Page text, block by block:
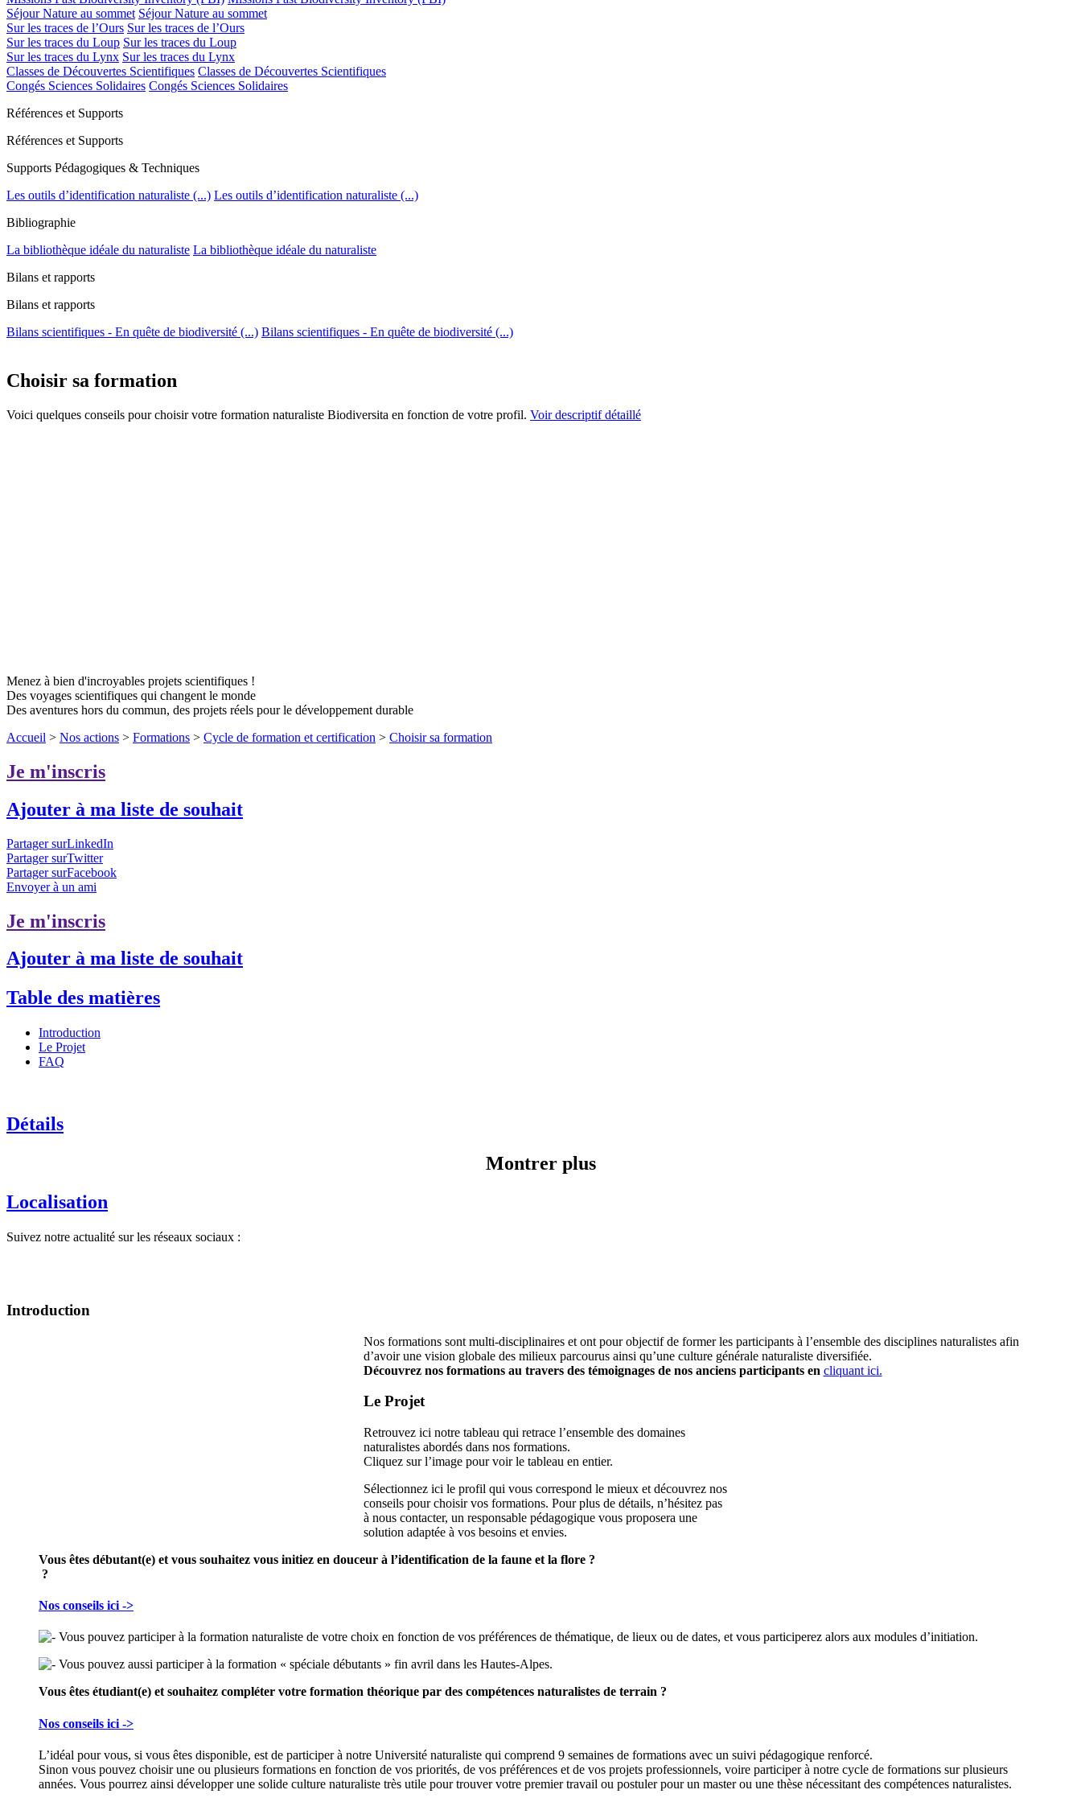
Séjour Nature au sommet Séjour Nature au sommet
Sur les traces de l’Ours Sur les traces de l’Ours
Sur les traces du Loup Sur les traces du Loup
Sur les traces du Lynx Sur les traces du Lynx
Classes de Découvertes Scientifiques Classes de Découvertes Scientifiques
Congés Sciences Solidaires Congés Sciences Solidaires
Références et Supports
Références et Supports
Supports Pédagogiques & Techniques
Les outils d’identification naturaliste (...) Les outils d’identification naturaliste (...)
Bibliographie
La bibliothèque idéale du naturaliste La bibliothèque idéale du naturaliste
Bilans et rapports
Bilans et rapports
Bilans scientifiques - En quête de biodiversité (...) Bilans scientifiques - En quête de biodiversité (...)
Choisir sa formation
Voici quelques conseils pour choisir votre formation naturaliste Biodiversita en fonction de votre profil. Voir descriptif détaillé
Menez à bien d'incroyables projets scientifiques !
Des voyages scientifiques qui changent le monde
Des aventures hors du commun, des projets réels pour le développement durable
Accueil > Nos actions > Formations > Cycle de formation et certification > Choisir sa formation
Je m'inscris
Ajouter à ma liste de souhait
Partager surLinkedIn
Partager surTwitter
Partager surFacebook
Envoyer à un ami
Je m'inscris
Ajouter à ma liste de souhait
Table des matières
Introduction
Le Projet
FAQ
Détails
Montrer plus
Localisation
Suivez notre actualité sur les réseaux sociaux :
Introduction
Nos formations sont multi-disciplinaires et ont pour objectif de former les participants à l’ensemble des disciplines naturalistes afin
d’avoir une vision globale des milieux parcourus ainsi qu’une culture générale naturaliste diversifiée.
Découvrez nos formations au travers des témoignages de nos anciens participants en cliquant ici.
Le Projet
Retrouvez ici notre tableau qui retrace l’ensemble des domaines
naturalistes abordés dans nos formations.
Cliquez sur l’image pour voir le tableau en entier.
Sélectionnez ici le profil qui vous correspond le mieux et découvrez nos
conseils pour choisir vos formations. Pour plus de détails, n’hésitez pas
à nous contacter, un responsable pédagogique vous proposera une
solution adaptée à vos besoins et envies.
Vous êtes débutant(e) et vous souhaitez vous initiez en douceur à l’identification de la faune et la flore ?
?
Nos conseils ici ->
Vous pouvez participer à la formation naturaliste de votre choix en fonction de vos préférences de thématique, de lieux ou de dates, et vous participerez alors aux modules d’initiation.
Vous pouvez aussi participer à la formation « spéciale débutants » fin avril dans les Hautes-Alpes.
Vous êtes étudiant(e) et souhaitez compléter votre formation théorique par des compétences naturalistes de terrain ?
Nos conseils ici ->
L’idéal pour vous, si vous êtes disponible, est de participer à notre Université naturaliste qui comprend 9 semaines de formations avec un suivi pédagogique renforcé.
Sinon vous pouvez choisir une ou plusieurs formations en fonction de vos priorités, de vos préférences et de vos projets professionnels, voire participer à notre cycle de formations sur plusieurs
années. Vous pourrez ainsi développer une solide culture naturaliste très utile pour trouver votre premier travail ou postuler pour un master ou une thèse nécessitant des compétences naturalistes.